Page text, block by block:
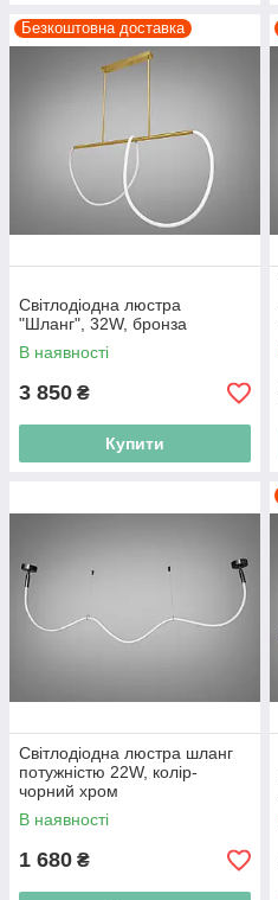
Безкоштовна доставка
Світлодіодна люстра
"Шланг", 32W, бронза
В наявності
3 850 ₴
Купити
Світлодіодна люстра шланг
потужністю 22W, колір-
чорний хром
В наявності
1 680 ₴